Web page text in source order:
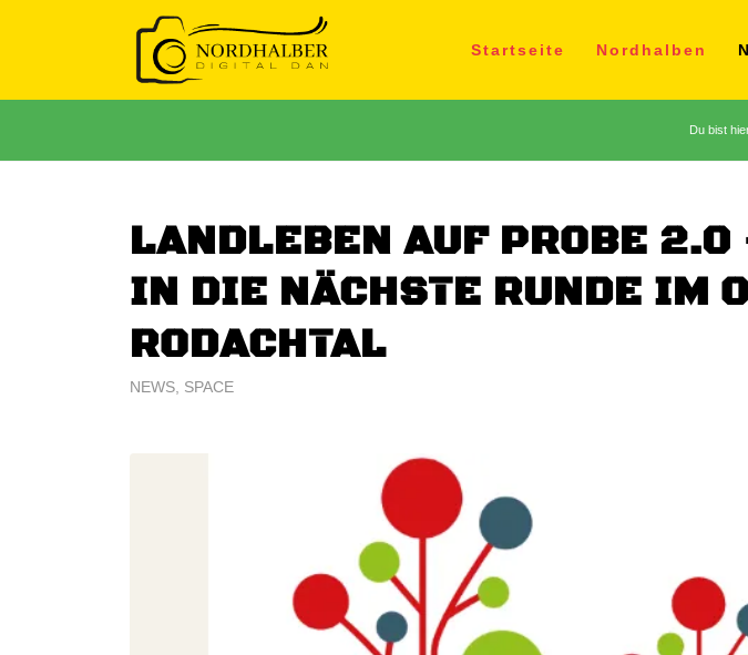
Startseite Nordhalben
Du bist
LANDLEBEN AUF PROBE 2.0
IN DIE NÄCHSTE RUNDE IM
RODACHTAL
NEWS SPACE